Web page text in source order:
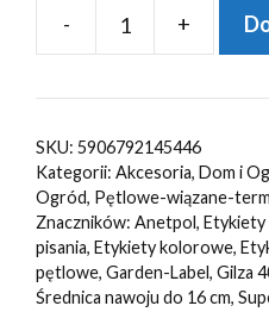
-
ilość
+
SKU: 5906792145446
Kategorii: Akcesoria, Dom i
Ogród, Pętlowe-wiązane-
Znaczników: Anetpol, Etykiety
pisania, Etykiety kolorowe,
pętlowe, Garden-Label, Gilza
Średnica nawoju do 16 cm,